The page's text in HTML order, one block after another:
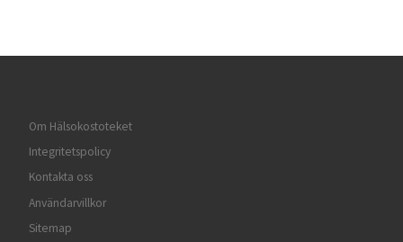
Om Hälsokostoteket
Integritetspolicy
Kontakta oss
Användarvillkor
Sitemap